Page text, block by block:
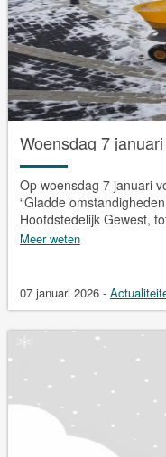
Woensdag 7
Op woensdag 7 januari
“Gladde
Hoofdstedelijk Gewest,
Meer weten
07 januari 2026 -